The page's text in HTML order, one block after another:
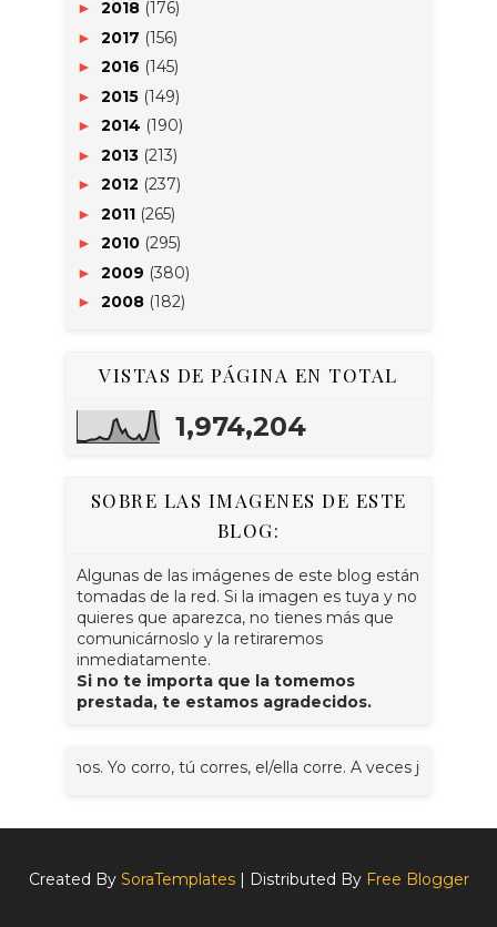
► 2018 (176)
► 2017 (156)
► 2016 (145)
► 2015 (149)
► 2014 (190)
► 2013 (213)
► 2012 (237)
► 2011 (265)
► 2010 (295)
► 2009 (380)
► 2008 (182)
VISTAS DE PÁGINA EN TOTAL
1,974,204
SOBRE LAS IMAGENES DE ESTE
BLOG:
Algunas de las imágenes de este blog están
tomadas de la red. Si la imagen es tuya y no
quieres que aparezca, no tienes más que
comunicárnoslo y la retiraremos
inmediatamente.
Si no te importa que la tomemos
prestada, te estamos agradecidos.
Yo corro, tú corres, el/ella corre. A veces juntos,
Created By SoraTemplates| Distributed By Free Blogger